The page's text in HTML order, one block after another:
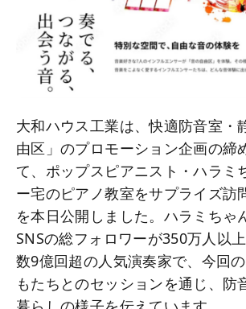
大和ハウス工業は、快適防音室・
由区」のプロモーション企画の締
て、ポップスピアニスト・ハラミ
ー宅のピアノ教室をサプライズ訪
を本日公開しました。ハラミちゃ
SNSの総フォロワーが350万人以
数9億回超の人気演奏家で、今回
もたちとのセッションを通じ、防